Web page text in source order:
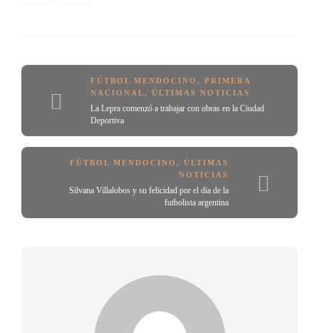
FÚTBOL MENDOCINO , PRIMERA
NACIONAL, ÚLTIMAS NOTICIAS
La Lepra comenzó a trabajar con obras en la Ciudad
Deportiva
FÚTBOL MENDOCINO , ÚLTIMAS
NOTICIAS
Silvana Villalobos y su felicidad por el día de la
futbolista argentina